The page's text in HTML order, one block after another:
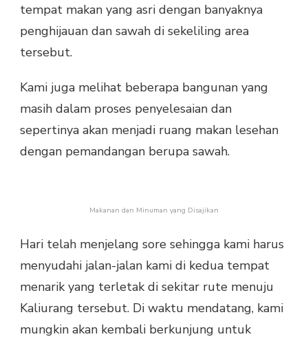
tempat makan yang asri dengan banyaknya
penghijauan dan sawah di sekeliling area
tersebut.
Kami juga melihat beberapa bangunan yang
masih dalam proses penyelesaian dan
sepertinya akan menjadi ruang makan lesehan
dengan pemandangan berupa sawah.
Makanan dan Minuman yang Disajikan
Hari telah menjelang sore sehingga kami harus
menyudahi jalan-jalan kami di kedua tempat
menarik yang terletak di sekitar rute menuju
Kaliurang tersebut. Di waktu mendatang, kami
mungkin akan kembali berkunjung untuk